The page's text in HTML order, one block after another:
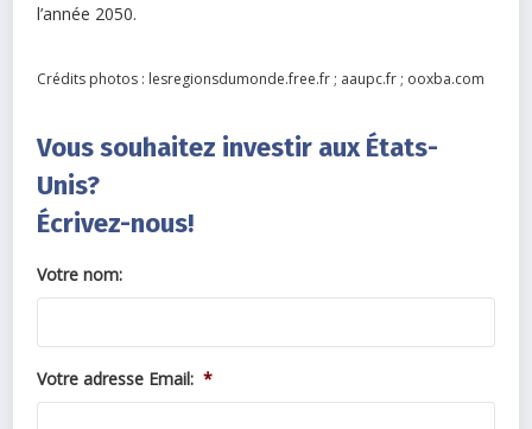
l’année 2050.
Crédits photos : lesregionsdumonde.free.fr ; aaupc.fr ; ooxba.com
Vous souhaitez investir aux États-
Unis?
Écrivez-nous!
Votre nom:
Votre adresse Email: *